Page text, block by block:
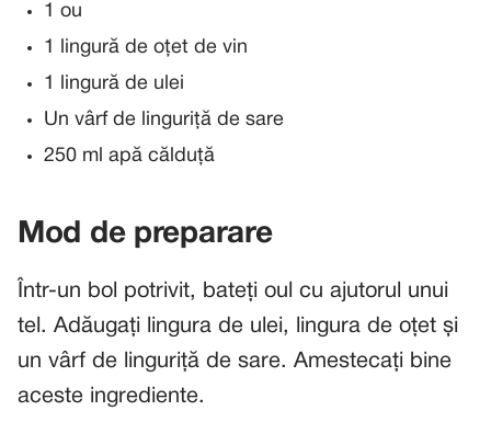
1 ou
1 lingură de oțet de vin
1 lingură de ulei
Un vârf de linguriță de sare
250 ml apă călduță
Mod de preparare
Într-un bol potrivit, bateți oul cu ajutorul unui
tel. Adăugați lingura de ulei, lingura de oțet și
un vârf de linguriță de sare. Amestecați bine
aceste ingrediente.